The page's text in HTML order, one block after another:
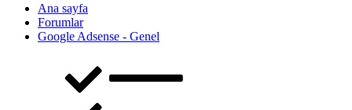
Ana sayfa
Forumlar
Google Adsense - Genel